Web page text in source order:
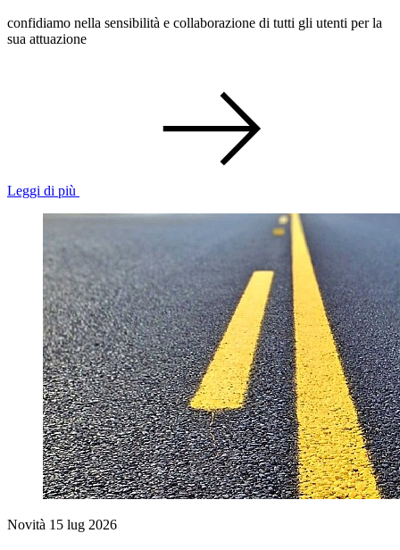
confidiamo nella sensibilità e collaborazione di tutti gli utenti per la
sua attuazione
Leggi di più
Novità 15 lug 2026